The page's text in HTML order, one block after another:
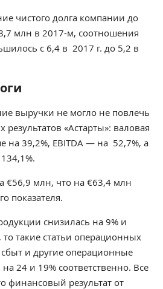
чистого долга компании до
млн в 2017-м, соотношения
с 6,4 в 2017 г. до 5,2 в
выручки не могло не повлечь
«Астарты»: валовая
на 39,2%, EBITDA — на 52,7%, а
€56,9 млн, что на €63,4 млн
показателя.
снизилась на 9% и
такие статьи операционных
сбыт и другие операционные
24 и 19% соответственно. Все
финансовый результат от